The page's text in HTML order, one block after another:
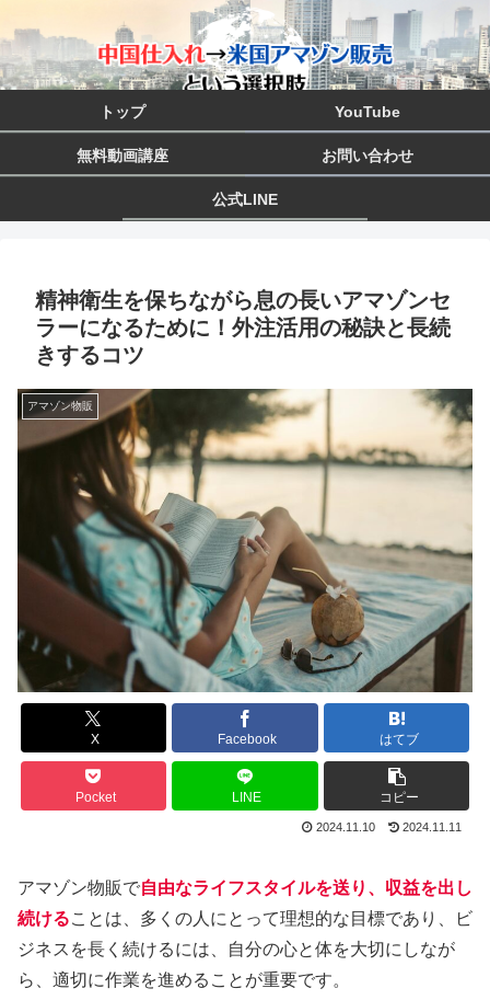
トップ YouTube
無料動画講座 お問い合わせ
公式LINE
精神衛生を保ちながら息の長いアマゾンセ
ラーになるために！外注活用の秘訣と長続
きするコツ
アマゾン物販
X Facebook はてブ
Pocket LINE コピー
2024.11.10 2024.11.11
アマゾン物販で自由なライフスタイルを送り、収益を出し
続けることは、多くの人にとって理想的な目標であり、ビ
ジネスを長く続けるには、自分の心と体を大切にしなが
ら、適切に作業を進めることが重要です。